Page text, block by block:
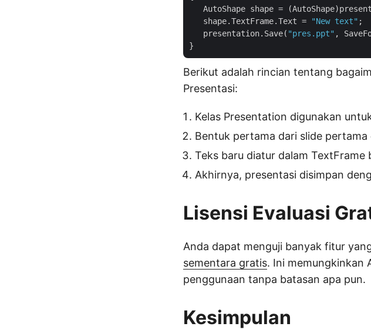
AutoShape shape =
   shape.TextFrame.Text =
"New text" ;
   presentation.Save(
"pres.ppt" ,
Berikut adalah rincian tentang
Presentasi:
Kelas Presentation digunakan
Bentuk pertama dari slide
Teks baru diatur dalam TextFrame
Akhirnya, presentasi disimpan
Lisensi Evaluasi
Anda dapat menguji banyak fitur
sementara gratis. Ini memungkinkan
penggunaan tanpa batasan apa pun.
Kesimpulan